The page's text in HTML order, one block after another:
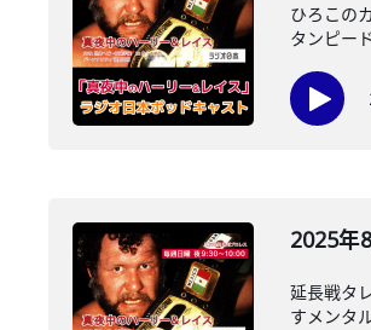
ひろこの
タンピー
2025年
延長戦タ
すメンタ